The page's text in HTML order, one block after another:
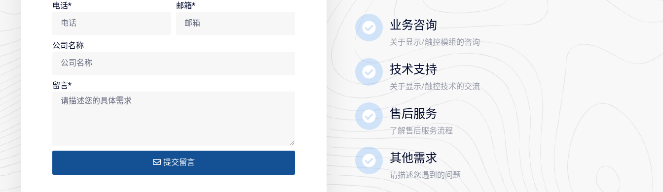
电话* 邮箱*
公司名称
留言*
提交留言
业务咨询
关于显示/触控模组的咨询
技术支持
关于显示/触控技术的交流
售后服务
了解售后服务流程
其他需求
请描述您遇到的问题